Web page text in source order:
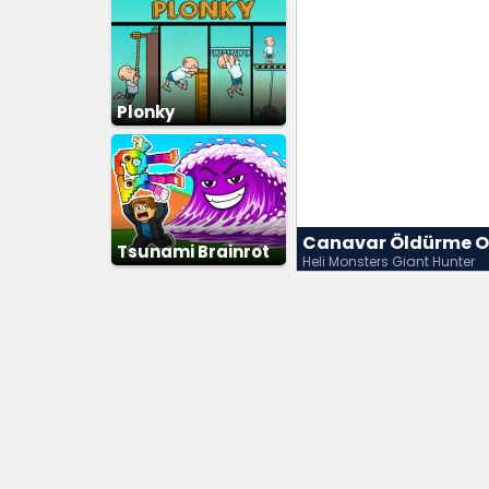
Plonky
Tsunami Brainrot Canavar Öldürme
Heli Monsters Giant Hunter